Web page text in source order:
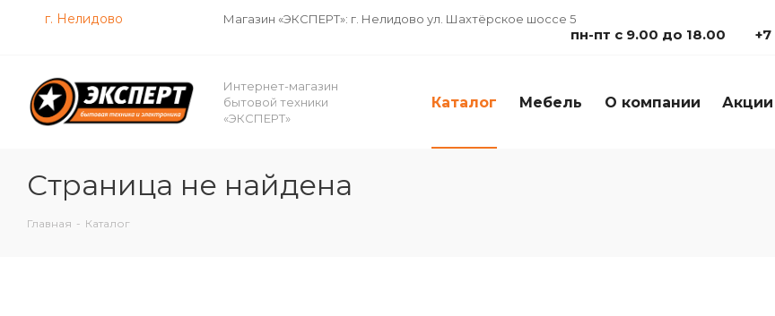
г. Нелидово Магазин «ЭКСПЕРТ»: г. Нелидово ул. Шахтёрское шоссе 5
пн-пт с 9.00 до 18.00
Интернет-магазин
бытовой техники
«ЭКСПЕРТ»
Каталог Мебель О компании Акции
Страница не найдена
Главная - Каталог